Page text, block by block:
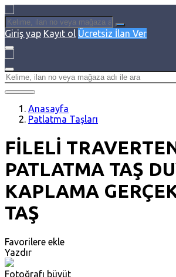
Giriş yap Kayıt ol Ücretsiz İlan Ver
Anasayfa
Patlatma Taşları
FİLELİ
PATLATMA TAŞ
KAPLAMA
TAŞ
Favorilere ekle
Yazdır
Fotoğrafı büyüt